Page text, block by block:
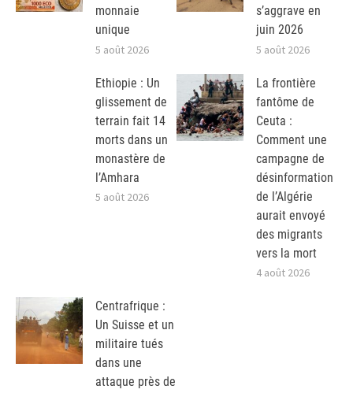
monnaie
unique
5 août 2026
s’aggrave en
juin 2026
5 août 2026
Ethiopie : Un
glissement de
terrain fait 14
morts dans un
monastère de
l’Amhara
5 août 2026
La frontière
fantôme de
Ceuta :
Comment une
campagne de
désinformation
de l’Algérie
aurait envoyé
des migrants
vers la mort
4 août 2026
Centrafrique :
Un Suisse et un
militaire tués
dans une
attaque près de